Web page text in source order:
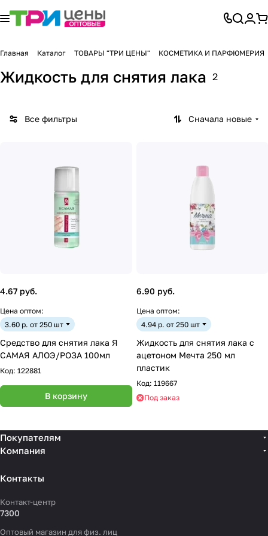
Главная Каталог ТОВАРЫ "ТРИ ЦЕНЫ" КОСМЕТИКА И ПАРФЮМЕРИЯ
Жидкость для снятия лака 2
Все фильтры Сначала новые
4.67 руб.
Цена оптом:
3.60 р. от 250 шт
Средство для снятия лака Я
САМАЯ АЛОЭ/РОЗА 100мл
Код: 122881
В корзину
6.90 руб.
Цена оптом:
4.94 р. от 250 шт
Жидкость для снятия лака с
ацетоном Мечта 250 мл
пластик
Код: 119667
Под заказ
Покупателям
Компания
Контакты
Контакт-центр
7300
Оптовый магазин для физ. лиц